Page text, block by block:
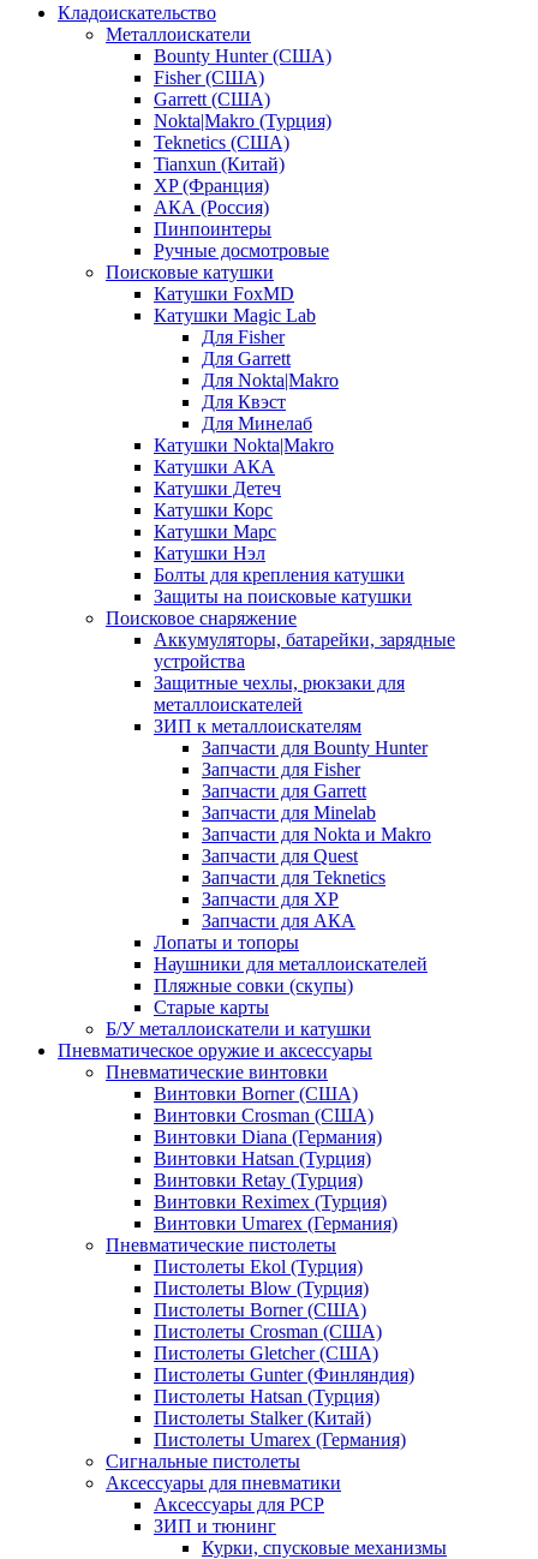
Кладоискательство
Металлоискатели
Bounty Hunter (США)
Fisher (США)
Garrett (США)
Nokta|Makro (Турция)
Teknetics (США)
Tianxun (Китай)
XP (Франция)
АКА (Россия)
Пинпоинтеры
Ручные досмотровые
Поисковые катушки
Катушки FoxMD
Катушки Magic Lab
Для Fisher
Для Garrett
Для Nokta|Makro
Для Квэст
Для Минелаб
Катушки Nokta|Makro
Катушки АКА
Катушки Детеч
Катушки Корс
Катушки Марс
Катушки Нэл
Болты для крепления катушки
Защиты на поисковые катушки
Поисковое снаряжение
Аккумуляторы, батарейки, зарядные
устройства
Защитные чехлы, рюкзаки для
металлоискателей
ЗИП к металлоискателям
Запчасти для Bounty Hunter
Запчасти для Fisher
Запчасти для Garrett
Запчасти для Minelab
Запчасти для Nokta и Makro
Запчасти для Quest
Запчасти для Teknetics
Запчасти для XP
Запчасти для АКА
Лопаты и топоры
Наушники для металлоискателей
Пляжные совки (скупы)
Старые карты
Б/У металлоискатели и катушки
Пневматическое оружие и аксессуары
Пневматические винтовки
Винтовки Borner (США)
Винтовки Crosman (США)
Винтовки Diana (Германия)
Винтовки Hatsan (Турция)
Винтовки Retay (Турция)
Винтовки Reximex (Турция)
Винтовки Umarex (Германия)
Пневматические пистолеты
Пистолеты Ekol (Турция)
Пистолеты Blow (Турция)
Пистолеты Borner (США)
Пистолеты Crosman (США)
Пистолеты Gletcher (США)
Пистолеты Gunter (Финляндия)
Пистолеты Hatsan (Турция)
Пистолеты Stalker (Китай)
Пистолеты Umarex (Германия)
Сигнальные пистолеты
Аксессуары для пневматики
Аксессуары для PCP
ЗИП и тюнинг
Курки, спусковые механизмы